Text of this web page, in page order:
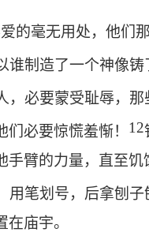
的毫无用处，他们
谁制造了一个神像
，必要蒙受耻辱，那
必要惊慌羞惭！ 12
臂的力量，直至饥
用笔划号，后拿刨子
庙宇。